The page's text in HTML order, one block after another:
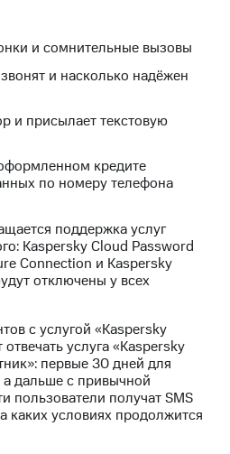
и сомнительные вызовы
и насколько надёжен
и присылает текстовую
кредите
по номеру телефона
поддержка услуг
Kaspersky Cloud Password
Connection и Kaspersky
отключены у всех
с услугой «Kaspersky
услуга «Kaspersky
первые 30 дней для
дальше с привычной
пользователи получат SMS
каких условиях продолжится